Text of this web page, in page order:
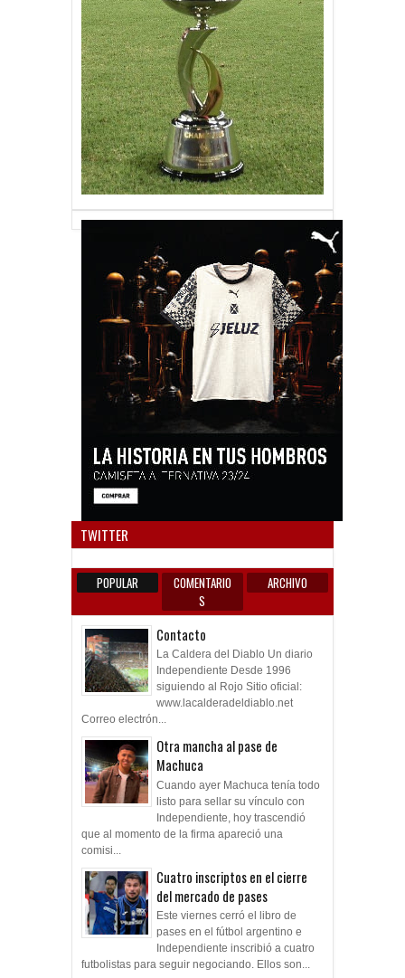
TWITTER
POPULAR
COMENTARIO
S
ARCHIVO
Contacto
La Caldera del Diablo Un diario
Independiente Desde 1996
siguiendo al Rojo Sitio oficial:
www.lacalderadeldiablo.net
Correo electrón...
Otra mancha al pase de
Machuca
Cuando ayer Machuca tenía todo
listo para sellar su vínculo con
Independiente, hoy trascendió
que al momento de la firma apareció una
comisi...
Cuatro inscriptos en el cierre
del mercado de pases
Este viernes cerró el libro de
pases en el fútbol argentino e
Independiente inscribió a cuatro
futbolistas para seguir negociando. Ellos son...